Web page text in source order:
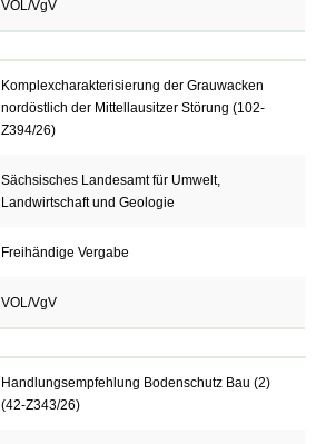
VOL/VgV
Komplexcharakterisierung der Grauwacken
nordöstlich der Mittellausitzer Störung (102-
Z394/26)
Sächsisches Landesamt für Umwelt,
Landwirtschaft und Geologie
Freihändige Vergabe
VOL/VgV
Handlungsempfehlung Bodenschutz Bau (2)
(42-Z343/26)